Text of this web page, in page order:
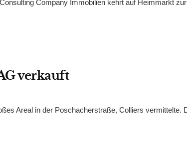
Company Immobilien kehrt auf Heimmarkt
verkauft
Areal in der Poschacherstraße, Colliers vermittelte.